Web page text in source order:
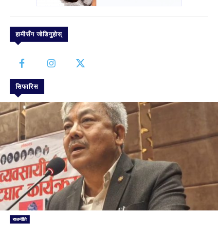
हामीसँग जोडिनुहोस्
सिफारिस
राजनीति